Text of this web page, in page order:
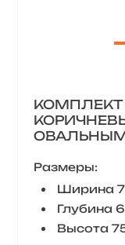
КОМПЛЕКТ
Размеры:
Ширина
Глубина
Высота